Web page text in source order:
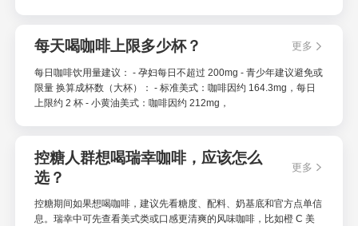
每天喝咖啡上限多少杯？ 更多
每日咖啡饮用量建议： - 孕妇每日不超过 200mg - 青少年建议避免或
限量 换算成杯数（大杯）： - 标准美式：咖啡因约 164.3mg，每日
上限约 2 杯 - 小黄油美式：咖啡因约 212mg，
控糖人群想喝瑞幸咖啡，应该怎么
选？
更多
控糖期间如果想喝咖啡，建议先看糖度、配料、奶基底和官方点单信
息。瑞幸中可先查看美式类或口感更清爽的风味咖啡，比如橙 C 美